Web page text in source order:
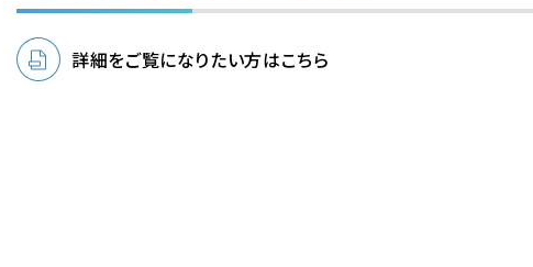
詳細をご覧になりたい方はこちら